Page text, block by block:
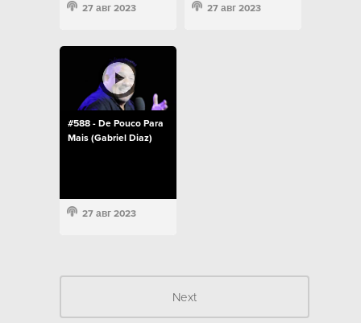
27 авг 2023 27 авг 2023
#588 - De Pouco Para
Mais (Gabriel Diaz)
27 авг 2023
Next